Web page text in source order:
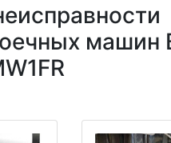
машин